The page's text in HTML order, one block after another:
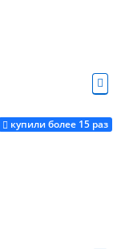
купили более 15 раз